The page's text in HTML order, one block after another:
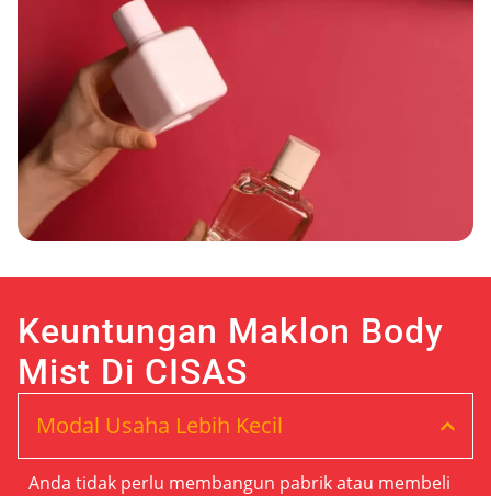
Keuntungan Maklon Body
Mist Di CISAS
Modal Usaha Lebih Kecil
Anda tidak perlu membangun pabrik atau membeli